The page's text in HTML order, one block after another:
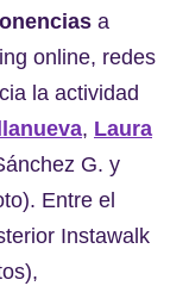
a
online, redes
la actividad
, Laura
G. y
Entre el
Instawalk